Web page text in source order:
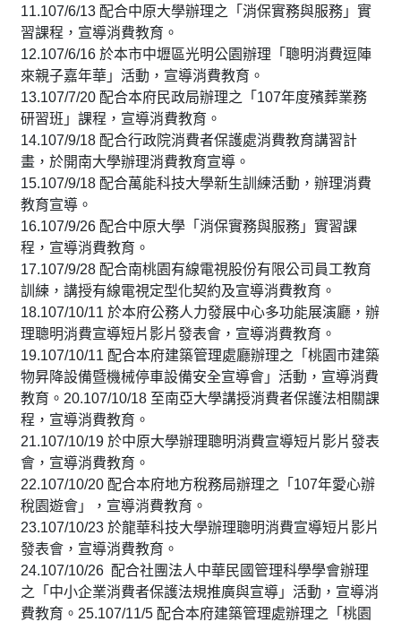
11.107/6/13 配合中原大學辦理之「消保實務與服務」實
習課程，宣導消費教育。
12.107/6/16 於本市中壢區光明公園辦理「聰明消費逗陣
來親子嘉年華」活動，宣導消費教育。
13.107/7/20 配合本府民政局辦理之「 107年度殯葬業務
研習班」課程，宣導消費教育。
14.107/9/18 配合行政院消費者保護處消費教育講習計
畫，於開南大學辦理消費教育宣導。
15.107/9/18 配合萬能科技大學新生訓練活動，辦理消費
教育宣導。
16.107/9/26 配合中原大學「消保實務與服務」實習課
程，宣導消費教育。
17.107/9/28 配合南桃園有線電視股份有限公司員工教育
訓練，講授有線電視定型化契約及宣導消費教育。
18.107/10/11 於本府公務人力發展中心多功能展演廳，辦
理聰明消費宣導短片影片發表會，宣導消費教育。
19.107/10/11 配合本府建築管理處廳辦理之「桃園市建築
物昇降設備暨機械停車設備安全宣導會」活動，宣導消費
教育。20.107/10/18 至南亞大學講授消費者保護法相關課
程，宣導消費教育。
21.107/10/19 於中原大學辦理聰明消費宣導短片影片發表
會，宣導消費教育。
22.107/10/20 配合本府地方稅務局辦理之「107年愛心辦
稅園遊會」，宣導消費教育。
23.107/10/23 於龍華科技大學辦理聰明消費宣導短片影片
發表會，宣導消費教育。
24.107/10/26 配合社團法人中華民國管理科學學會辦理
之「中小企業消費者保護法規推廣與宣導」活動，宣導消
費教育。25.107/11/5 配合本府建築管理處辦理之「桃園